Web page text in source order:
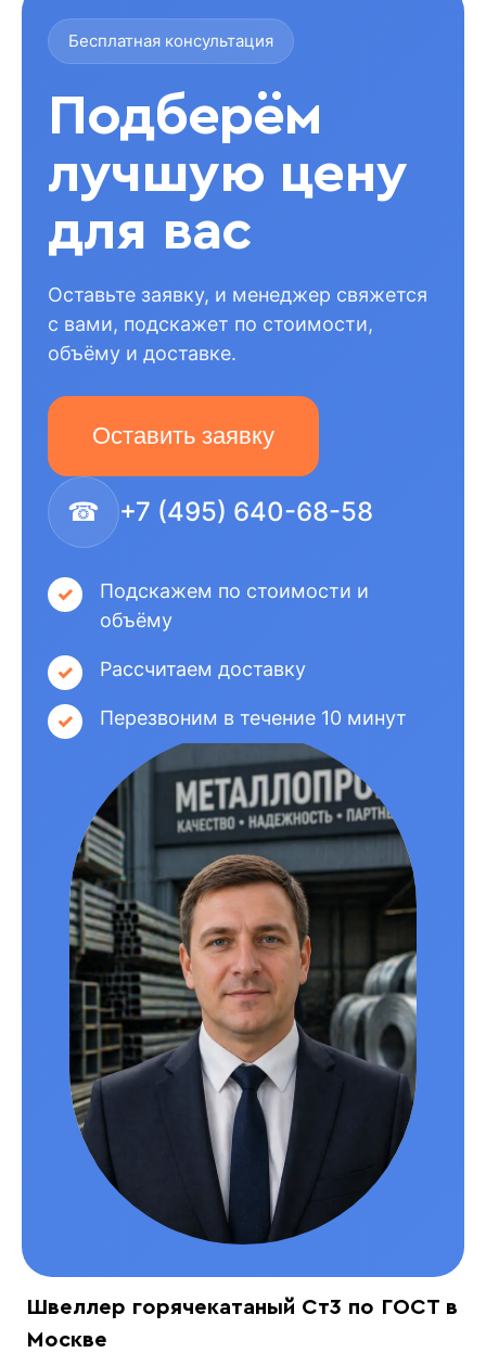
Бесплатная консультация
Подберём
лучшую цену
для вас
Оставьте заявку, и менеджер свяжется
с вами, подскажет по стоимости,
объёму и доставке.
Оставить заявку
☎ +7 (495) 640-68-58
Подскажем по стоимости и
объёму
Рассчитаем доставку
Перезвоним в течение 10 минут
Швеллер горячекатаный Ст3 по ГОСТ в
Москве